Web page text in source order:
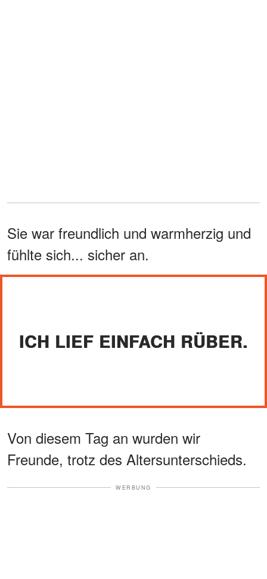
Sie war freundlich und warmherzig und
fühlte sich... sicher an.
ICH LIEF EINFACH RÜBER.
Von diesem Tag an wurden wir
Freunde, trotz des Altersunterschieds.
WERBUNG